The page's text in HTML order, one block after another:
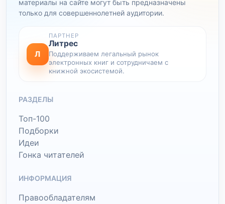
материалы на сайте могут быть предназначены
только для совершеннолетней аудитории.
Л
ПАРТНЕР
Литрес
Поддерживаем легальный рынок
электронных книг и сотрудничаем с
книжной экосистемой.
РАЗДЕЛЫ
Топ-100
Подборки
Идеи
Гонка читателей
ИНФОРМАЦИЯ
Правообладателям